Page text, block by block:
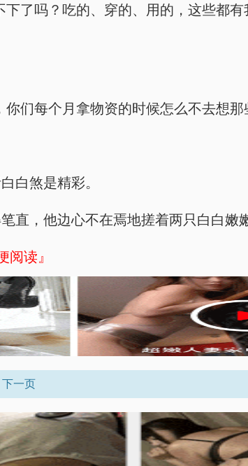
了吗？吃的、穿的、用的，这些都
们每个月拿物资的时候怎么不去想那
白煞是精彩。
直，他边心不在焉地搓着两只白白嫩
阅读』
下一页